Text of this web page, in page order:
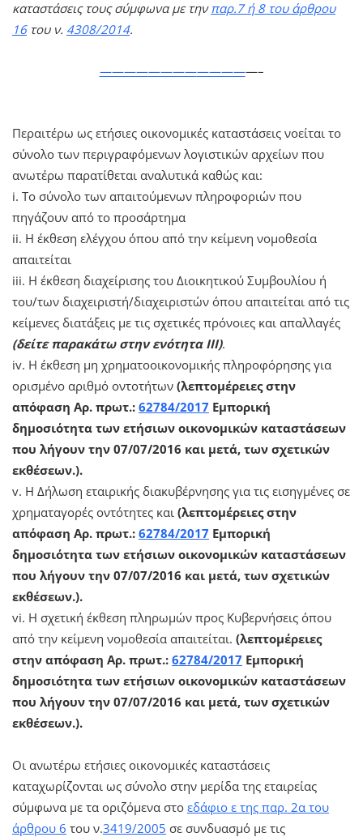
καταστάσεις τους σύμφωνα με την παρ.7 ή 8 του άρθρου
16του ν. 4308/2014.
—————————————–
Περαιτέρω ως ετήσιες οικονομικές καταστάσεις νοείται το
σύνολο των περιγραφόμενων λογιστικών αρχείων που
ανωτέρω παρατίθεται αναλυτικά καθώς και:
i. Το σύνολο των απαιτούμενων πληροφοριών που
πηγάζουν από το προσάρτημα
ii. Η έκθεση ελέγχου όπου από την κείμενη νομοθεσία
απαιτείται
iii. Η έκθεση διαχείρισης του Διοικητικού Συμβουλίου ή
του/των διαχειριστή/διαχειριστών όπου απαιτείται από τις
κείμενες διατάξεις με τις σχετικές πρόνοιες και απαλλαγές
(δείτε παρακάτω στην ενότητα ΙΙΙ).
iv. Η έκθεση μη χρηματοοικονομικής πληροφόρησης για
ορισμένο αριθμό οντοτήτων (λεπτομέρειες στην
απόφαση Αρ. πρωτ.: 62784/2017 Εμπορική
δημοσιότητα των ετήσιων οικονομικών καταστάσεων
που λήγουν την 07/07/2016 και μετά, των σχετικών
εκθέσεων.).
v. Η Δήλωση εταιρικής διακυβέρνησης για τις εισηγμένες σε
χρηματαγορές οντότητες και (λεπτομέρειες στην
απόφαση Αρ. πρωτ.: 62784/2017 Εμπορική
δημοσιότητα των ετήσιων οικονομικών καταστάσεων
που λήγουν την 07/07/2016 και μετά, των σχετικών
εκθέσεων.).
vi. Η σχετική έκθεση πληρωμών προς Κυβερνήσεις όπου
από την κείμενη νομοθεσία απαιτείται. (λεπτομέρειες
στην απόφαση Αρ. πρωτ.: 62784/2017 Εμπορική
δημοσιότητα των ετήσιων οικονομικών καταστάσεων
που λήγουν την 07/07/2016 και μετά, των σχετικών
εκθέσεων.).
Οι ανωτέρω ετήσιες οικονομικές καταστάσεις
καταχωρίζονται ως σύνολο στην μερίδα της εταιρείας
σύμφωνα με τα οριζόμενα στο εδάφιο ε της παρ. 2α του
άρθρου 6 του ν.3419/2005 σε συνδυασμό με τις